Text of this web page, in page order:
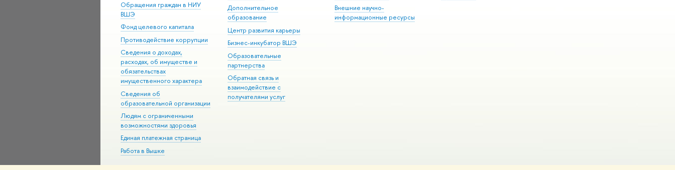
Обращения граждан в НИУ
ВШЭ
Фонд целевого капитала
Противодействие коррупции
Сведения о доходах,
расходах, об имуществе и
обязательствах
имущественного характера
Сведения об
образовательной организации
Людям с ограниченными
возможностями здоровья
Единая платежная страница
Работа в Вышке
Дополнительное
образование
Центр развития карьеры
Бизнес-инкубатор ВШЭ
Образовательные
партнерства
Обратная связь и
взаимодействие с
получателями услуг
Внешние научно-
информационные ресурсы